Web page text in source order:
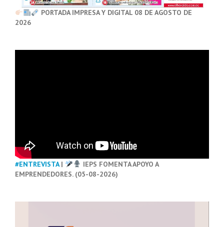
PORTADA IMPRESA Y DIGITAL 08 DE AGOSTO DE
2026
#ENTREVISTA|
IEPS FOMENTA APOYO A
EMPRENDEDORES. (05-08-2026)